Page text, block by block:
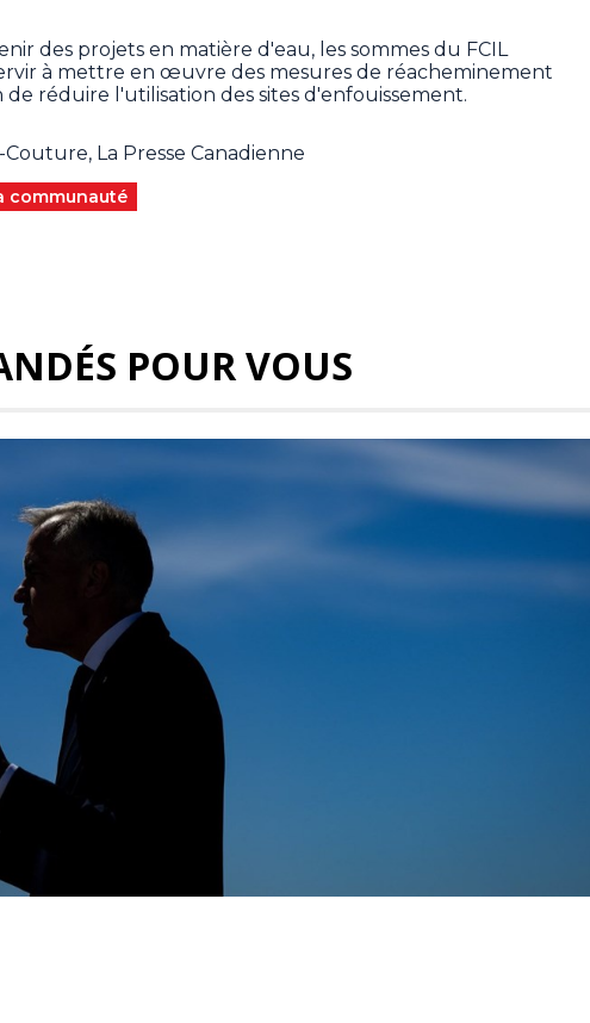
des projets en matière d'eau, les sommes du FCIL
à mettre en œuvre des mesures de réacheminement
de réduire l'utilisation des sites d'enfouissement.
La Presse Canadienne
communauté
POUR VOUS